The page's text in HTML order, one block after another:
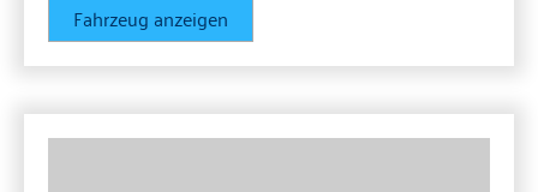
Fahrzeug anzeigen